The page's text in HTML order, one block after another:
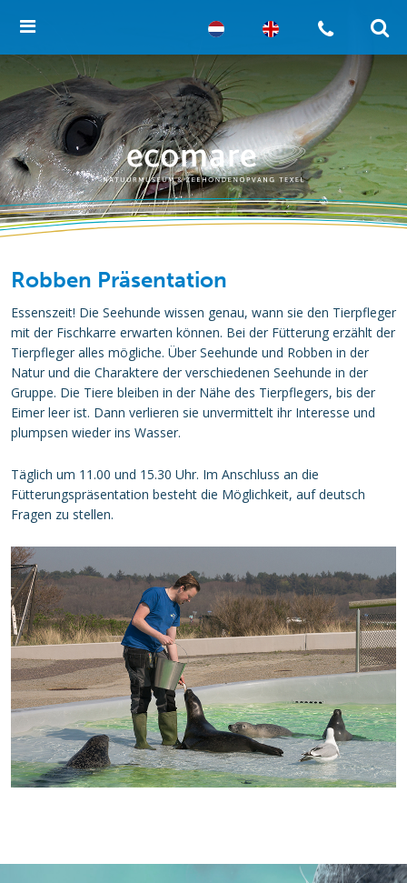
Robben Präsentation
Essenszeit! Die Seehunde wissen genau, wann sie den Tierpfleger
mit der Fischkarre erwarten können. Bei der Fütterung erzählt der
Tierpfleger alles mögliche. Über Seehunde und Robben in der
Natur und die Charaktere der verschiedenen Seehunde in der
Gruppe. Die Tiere bleiben in der Nähe des Tierpflegers, bis der
Eimer leer ist. Dann verlieren sie unvermittelt ihr Interesse und
plumpsen wieder ins Wasser.
Täglich um 11.00 und 15.30 Uhr. Im Anschluss an die
Fütterungspräsentation besteht die Möglichkeit, auf deutsch
Fragen zu stellen.